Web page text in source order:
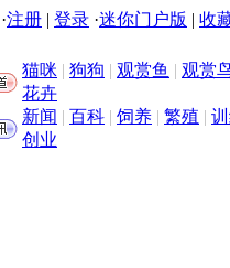
·注册 | 登录 ·迷你门户版 | 收
猫咪 | 狗狗 | 观赏鱼 | 观赏
花卉
新闻 | 百科 | 饲养 | 繁殖 |
创业